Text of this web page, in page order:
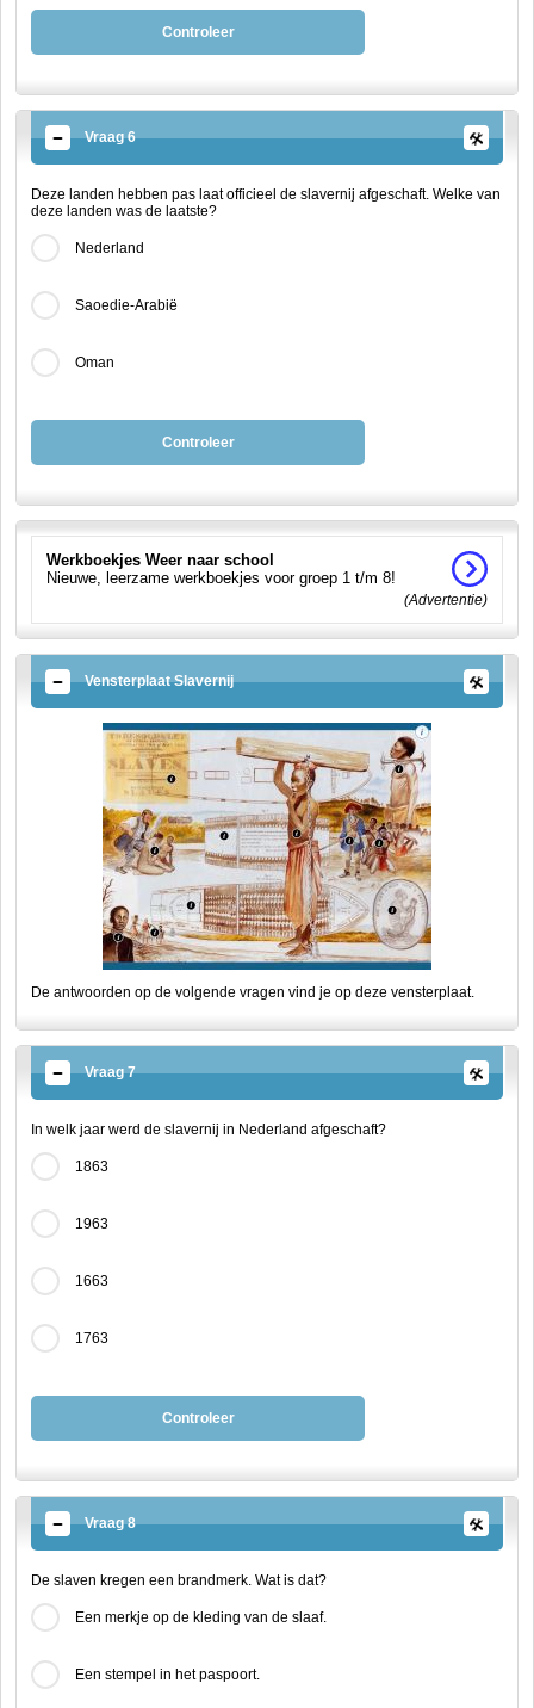
Controleer
Vraag 6
Deze landen hebben pas laat officieel de slavernij afgeschaft. Welke van
deze landen was de laatste?
Nederland
Saoedie-Arabië
Oman
Controleer
Werkboekjes Weer naar school
Nieuwe, leerzame werkboekjes voor groep 1 t/m 8!
(Advertentie)
Vensterplaat Slavernij
De antwoorden op de volgende vragen vind je op deze vensterplaat.
Vraag 7
In welk jaar werd de slavernij in Nederland afgeschaft?
1863
1963
1663
1763
Controleer
Vraag 8
De slaven kregen een brandmerk. Wat is dat?
Een merkje op de kleding van de slaaf.
Een stempel in het paspoort.